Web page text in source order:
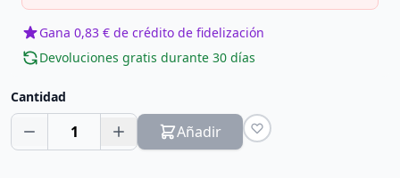
Gana 0,83 € de crédito de fidelización
Devoluciones gratis durante 30 días
Cantidad
1 Añadir